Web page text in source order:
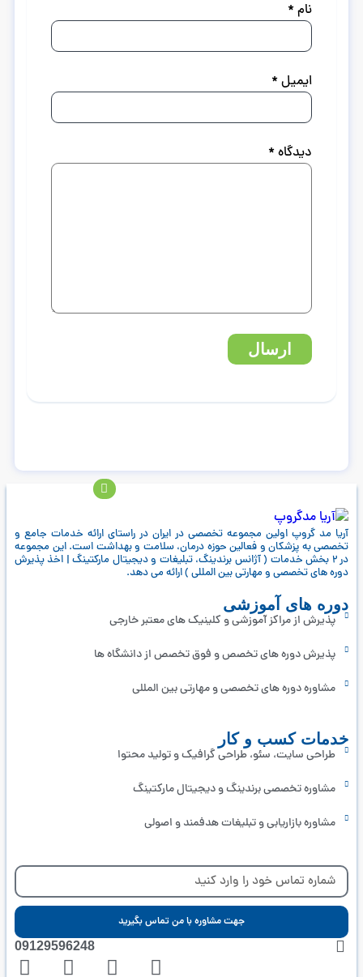
نام*
ایمیل*
دیدگاه*
ارسال
آریا مد گروپ اولین مجموعه تخصصی در ایران در راستای ارائه خدمات جامع و
تخصصی به پزشکان و فعالین حوزه درمان، سلامت و بهداشت است. این مجموعه
در 2 بخش خدمات ( آژانس برندینگ، تبلیغات و دیجیتال مارکتینگ | اخذ پذیرش
دوره های تخصصی و مهارتی بین المللی ) ارائه می دهد.
خدمات کسب و کار
طراحی سایت، سئو، طراحی گرافیک و تولید محتوا
مشاوره تخصصی برندینگ و دیجیتال مارکتینگ
مشاوره بازاریابی و تبلیغات هدفمند و اصولی
دوره های آموزشی
پذیرش از مراکز آموزشی و کلینیک های معتبر خارجی
پذیرش دوره های تخصص و فوق تخصص از دانشگاه ها
مشاوره دوره های تخصصی و مهارتی بین المللی
جهت مشاوره با من تماس بگیرید
09129596248